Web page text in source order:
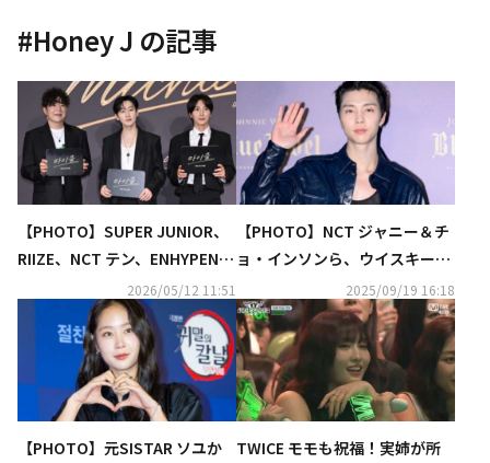
#Honey J の記事
【PHOTO】SUPER JUNIOR、
RIIZE、NCT テン、ENHYPEN
ニキまで、映画「Michael／マ
イケル」VIP試写会に出席
2026/05/12 11:51
【PHOTO】NCT ジャニー＆チ
ョ・インソンら、ウイスキーブ
ランド「Johnnie Walker Blu
e」のイベントに出席
2025/09/19 16:18
【PHOTO】元SISTAR ソユか
TWICE モモも祝福！実姉が所